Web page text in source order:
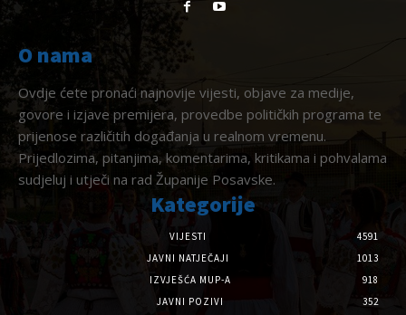
O nama
Ovdje ćete pronaći najnovije vijesti, objave za medije,
govore i izjave premijera, provedbe političkih programa te
prijenose različitih događanja u realnom vremenu.
Prijedlozima, pitanjima, komentarima, kritikama i pohvalama
sudjeluj i utječi na rad Županije Posavske.
Kategorije
VIJESTI
4591
JAVNI NATJEČAJI
1013
IZVJEŠĆA MUP-A
918
JAVNI POZIVI
352